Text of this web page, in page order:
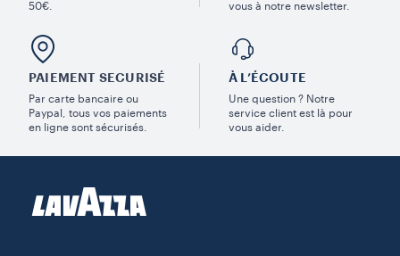
50€.
vous à notre newsletter.
PAIEMENT SECURISÉ
Par carte bancaire ou
Paypal, tous vos paiements
en ligne sont sécurisés.
À L’ÉCOUTE
Une question ? Notre
service client est là pour
vous aider.